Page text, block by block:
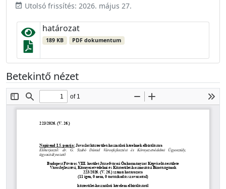
event_available Utolsó frissítés: 2026. május 27.
határozat
189 KB PDF dokumentum
Betekintő nézet